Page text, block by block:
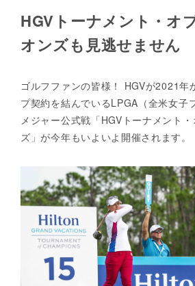
HGVトーナメント・オ
オンズも見逃せません
ゴルフファンの皆様！ HGVが2021年
プ契約を結んでいるLPGA（全米女子
メジャー公式戦「HGVトーナメント
ズ」が今年もいよいよ開催されます。